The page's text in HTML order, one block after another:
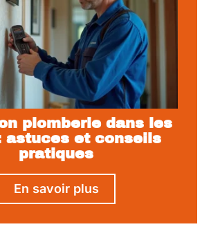
plomberie dans les
astuces et conseils
pratiques
En savoir plus